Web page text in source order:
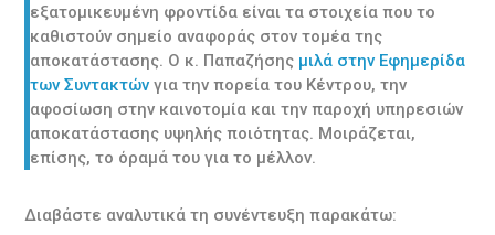
εξατομικευμένη φροντίδα είναι τα στοιχεία που το
καθιστούν σημείο αναφοράς στον τομέα της
αποκατάστασης. Ο κ. Παπαζήσης μιλά στην Εφημερίδα
των Συντακτών για την πορεία του Κέντρου, την
αφοσίωση στην καινοτομία και την παροχή υπηρεσιών
αποκατάστασης υψηλής ποιότητας. Μοιράζεται,
επίσης, το όραμά του για το μέλλον.
Διαβάστε αναλυτικά τη συνέντευξη παρακάτω: